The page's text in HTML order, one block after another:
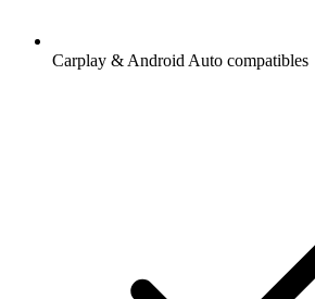
Carplay & Android Auto compatibles